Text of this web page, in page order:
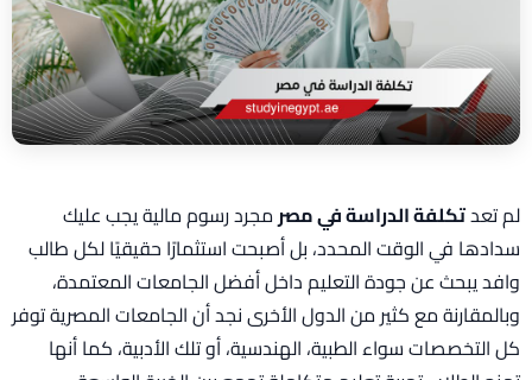
لم تعدتكلفة الدراسة في مصرمجرد رسوم مالية يجب عليك
سدادها في الوقت المحدد، بل أصبحت استثمارًا حقيقيًا لكل طالب
وافد يبحث عن جودة التعليم داخل أفضل الجامعات المعتمدة،
وبالمقارنة مع كثير من الدول الأخرى نجد أن الجامعات المصرية توفر
كل التخصصات سواء الطبية، الهندسية، أو تلك الأدبية، كما أنها